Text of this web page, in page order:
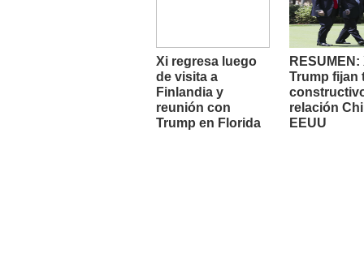
Xi regresa luego
de visita a
Finlandia y
reunión con
Trump en Florida
RESUMEN:
Trump fijan
relación
EEUU